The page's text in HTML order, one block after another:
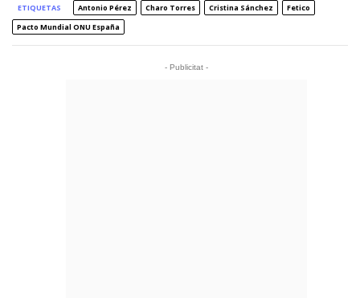
ETIQUETAS Antonio Pérez Charo Torres Cristina Sánchez
Fetico
Pacto Mundial ONU España
- Publicitat -